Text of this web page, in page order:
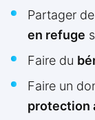
Partager
en refuge
Faire du
Faire un
protection